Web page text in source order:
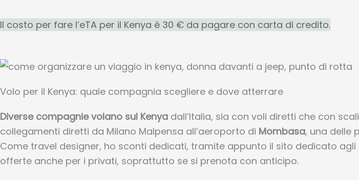
Il costo per fare l’eTA per il Kenya è 30 € da pagare con carta di credito.
Volo per il Kenya: quale compagnia scegliere e dove atterrare
Diverse compagnie volano sul Kenya dall’Italia, sia con voli diretti che con
collegamenti diretti da Milano Malpensa all’aeroporto di Mombasa, una delle
Come travel designer, ho sconti dedicati, tramite appunto il sito dedicato
offerte anche per i privati, soprattutto se si prenota con anticipo.